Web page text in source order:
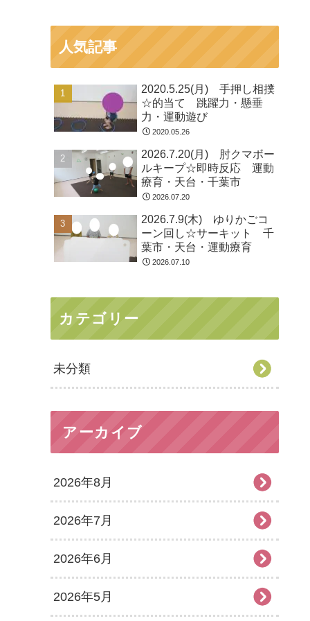
人気記事
2020.5.25(月) 手押し相撲
☆的当て 跳躍力・懸垂
力・運動遊び
2020.05.26
2026.7.20(月) 肘クマボー
ルキープ☆即時反応 運動
療育・天台・千葉市
2026.07.20
2026.7.9(木) ゆりかごコ
ーン回し☆サーキット 千
葉市・天台・運動療育
2026.07.10
カテゴリー
未分類
アーカイブ
2026年8月
2026年7月
2026年6月
2026年5月